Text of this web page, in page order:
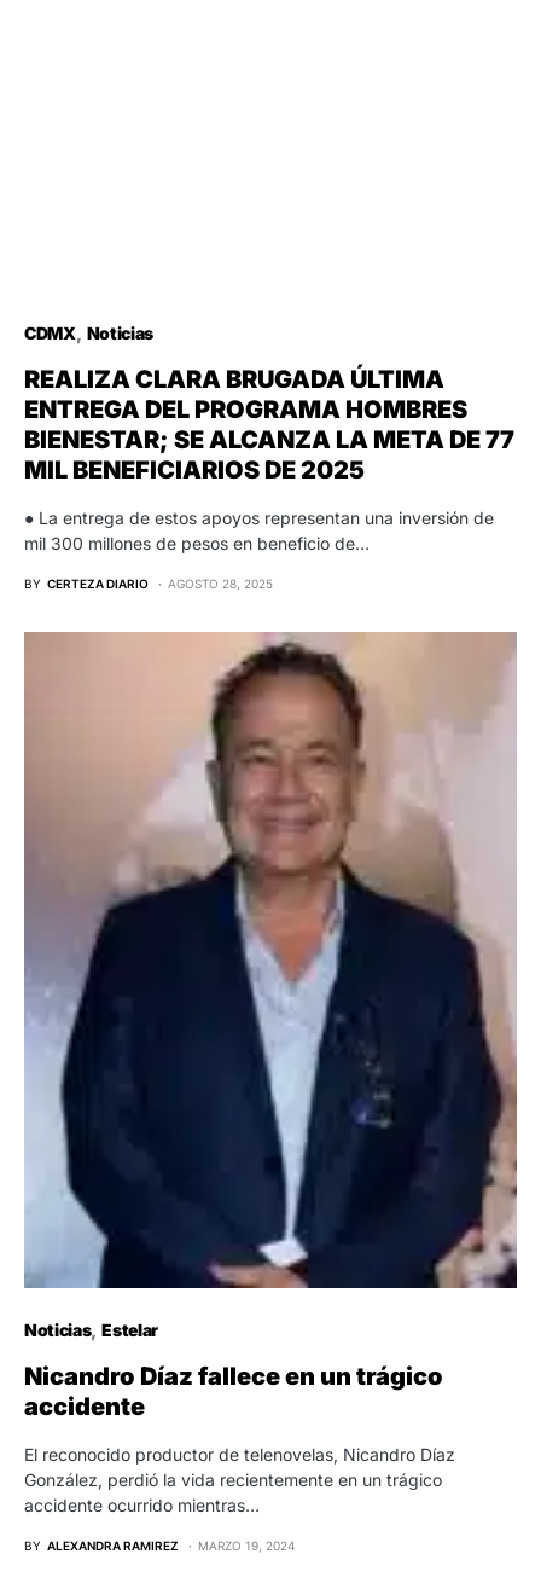
CDMX Noticias
REALIZA CLARA BRUGADA ÚLTIMA
ENTREGA DEL PROGRAMA HOMBRES
BIENESTAR; SE ALCANZA LA META DE 77
MIL BENEFICIARIOS DE 2025
● La entrega de estos apoyos representan una inversión de
mil 300 millones de pesos en beneficio de…
BY CERTEZA DIARIO AGOSTO 28, 2025
Noticias Estelar
Nicandro Díaz fallece en un trágico
accidente
El reconocido productor de telenovelas, Nicandro Díaz
González, perdió la vida recientemente en un trágico
accidente ocurrido mientras…
BY ALEXANDRA RAMIREZ MARZO 19, 2024